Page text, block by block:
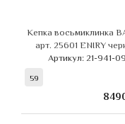
Кепка восьмиклинка
арт. 25601 ENIRY
Артикул: 21-941-09
59